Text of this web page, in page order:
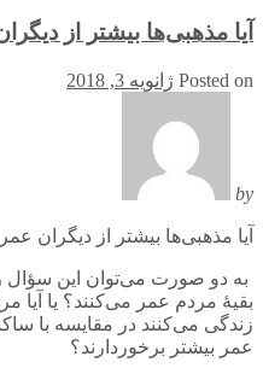
آیا مذهبی‌ها بیشتر از
Posted on ژانویه 3, 2018
by
آیا مذهبی‌ها بیشتر از دیگران
به دو صورت می‌توان این سؤال
بقیۀ مردم عمر می‌کنند؟ یا آیا
زندگی می‌کنند در مقایسه با
عمر بیشتر برخوردارند؟